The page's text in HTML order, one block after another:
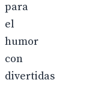
para
el
humor
con
divertidas